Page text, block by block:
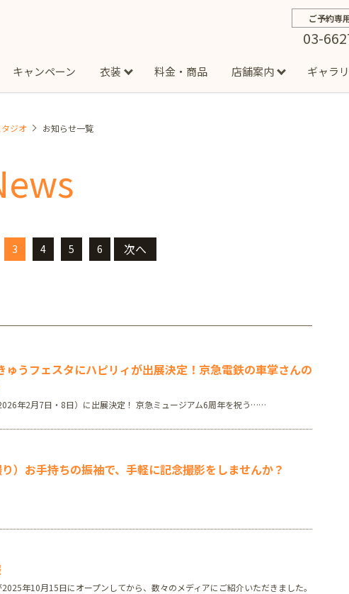
ご予約専
03-
式）
成人式フォト
入園・入学／卒園・卒業 プロ
キャンペーン 衣装
)
フォーマル衣装(男の子)
ドレス
料金・商品 店舗案内
アリオ上尾店
店
ギャラ
ジオ お知らせ一覧
3 4 5 6 次へ
ゅうフェスタにハピリィが出展決定！京急電鉄の車掌さんの
年2月7日・8日）に出展決定！ 京急ミュージアム6周年を祝う……
）お手持ちの振袖で、手軽に記念撮影をしませんか？
年10月15日にオープンしてから、数々のメディアにご紹介いただきました。